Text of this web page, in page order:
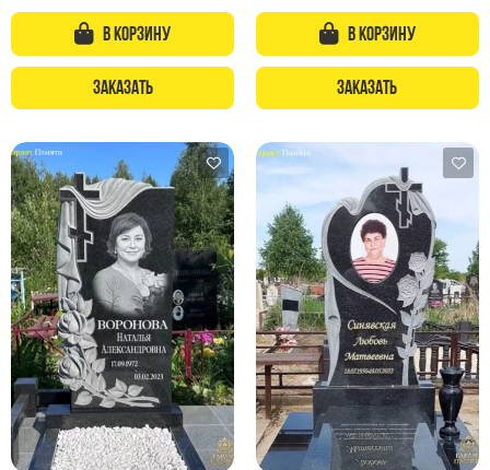
Европейские памятники
Памятники "Клипарт"
Семейные памятники ( памятники на двоих )
Памятники в форме креста
Зеркальные памятники
Памятники из белого мрамора Коелга
Креативные памятники
Кресты из белого мрамора
Фигурные памятники
Памятники в виде гитары
Памятники комбинированные
Памятники из цветного гранита
Памятники красные
Памятники красно-черные
В корзину
Заказать
В корзину
Заказать